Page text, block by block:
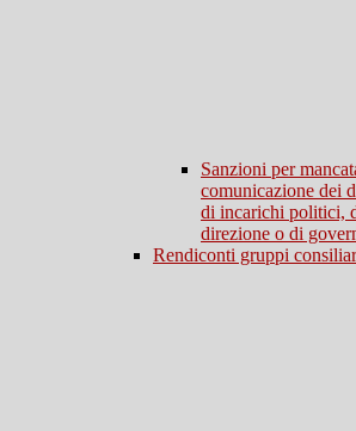
Sanzioni per
comunicazione dei
di incarichi politici,
direzione o di
Rendiconti gruppi